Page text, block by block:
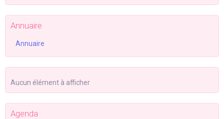
Annuaire
Annuaire
Aucun élément à afficher
Agenda